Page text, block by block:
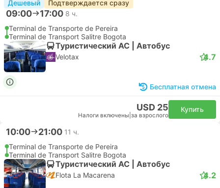
Дешевый Подтверждается сразу
09:00 17:00 8 ч.
Terminal de Transporte de Pereira
Terminal de Transport Salitre Bogota
Туристический AC | Автобус
Velotax 4.7
Бесплатная отмена
USD 25
Налоги включены за взрослого
Купить
10:00 21:00 11 ч.
Terminal de Transporte de Pereira
Terminal de Transport Salitre Bogota
Туристический AC | Автобус
Flota La Macarena 4.2